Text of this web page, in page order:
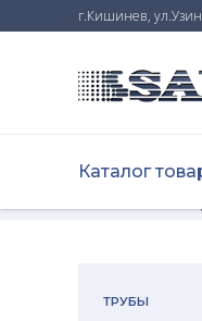
г.Кишинев,
Каталог
ТРУБЫ